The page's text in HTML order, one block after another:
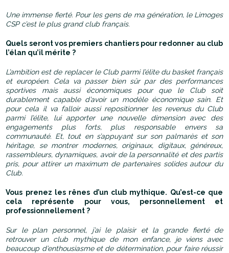
Une immense fierté. Pour les gens de ma génération, le Limoges
CSP c’est le plus grand club français.
Quels seront vos premiers chantiers pour redonner au club
l’élan qu’il mérite ?
L’ambition est de replacer le Club parmi l’élite du basket français
et européen. Cela va passer bien sûr par des performances
sportives mais aussi économiques pour que le Club soit
durablement capable d’avoir un modèle économique sain. Et
pour cela il va falloir aussi repositionner les revenus du Club
parmi l’élite, lui apporter une nouvelle dimension avec des
engagements plus forts, plus responsable envers sa
communauté. Et, tout en s’appuyant sur son palmarès et son
héritage, se montrer modernes, originaux, digitaux, généreux,
rassembleurs, dynamiques, avoir de la personnalité et des partis
pris, pour attirer un maximum de partenaires solides autour du
Club.
Vous prenez les rênes d’un club mythique. Qu’est-ce que
cela représente pour vous, personnellement et
professionnellement ?
Sur le plan personnel, j’ai le plaisir et la grande fierté de
retrouver un club mythique de mon enfance, je viens avec
beaucoup d’enthousiasme et de détermination, pour faire réussir